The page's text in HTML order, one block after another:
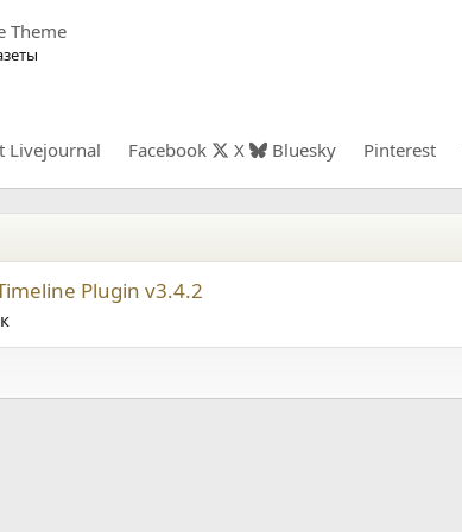
Theme
Livejournal Facebook X Bluesky Pinterest
Plugin v3.4.2